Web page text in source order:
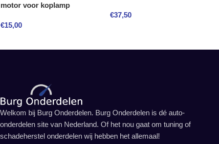
motor voor koplamp
€15,00
€37,50
Welkom bij Burg Onderdelen. Burg Onderdelen is dé auto-
onderdelen site van Nederland. Of het nou gaat om tuning of
schadeherstel onderdelen wij hebben het allemaal!